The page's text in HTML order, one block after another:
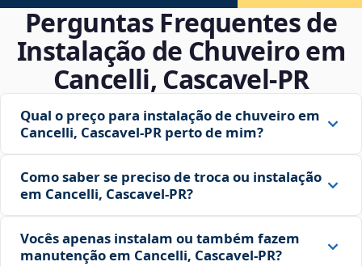
Perguntas Frequentes de
Instalação de Chuveiro em
Cancelli, Cascavel‑PR
Qual o preço para instalação de chuveiro em
Cancelli, Cascavel‑PR perto de mim?
Como saber se preciso de troca ou instalação
em Cancelli, Cascavel‑PR?
Vocês apenas instalam ou também fazem
manutenção em Cancelli, Cascavel‑PR?